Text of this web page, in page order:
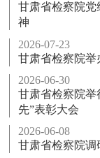
甘肃省检察院
神
2026-07-23
甘肃省检察院举
2026-06-30
甘肃省检察院举
先”表彰大会
2026-06-08
甘肃省检察院